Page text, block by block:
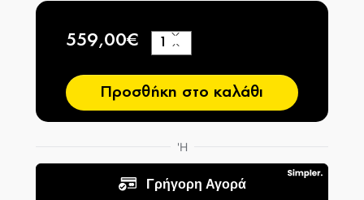
559,00€
−
+
Προσθήκη στο καλάθι